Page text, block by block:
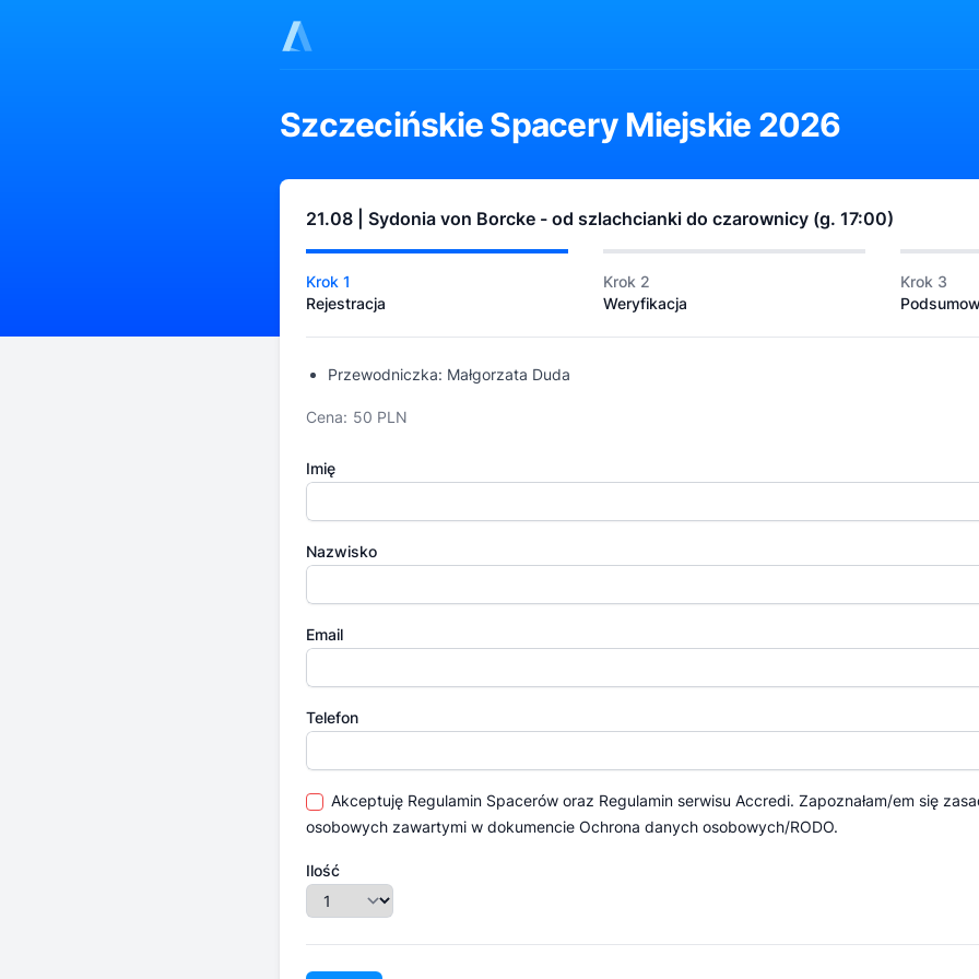
Szczecińskie Spacery Miejskie 2026
21.08 | Sydonia von Borcke - od szlachcianki do czarownicy (g. 17:00)
Krok 1
Rejestracja
Krok 2
Weryfikacja
Krok 3
Przewodniczka: Małgorzata Duda
Cena: 50 PLN
Imię
Nazwisko
Email
Telefon
Akceptuję Regulamin Spacerów oraz Regulamin serwisu Accredi. Zapoznałam/em się
osobowych zawartymi w dokumencie Ochrona danych osobowych/RODO.
Ilość